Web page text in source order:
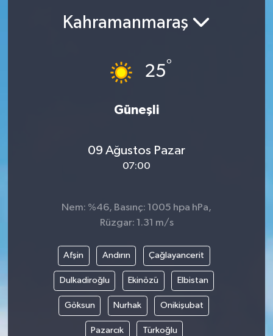
Kahramanmaraş
25°
Güneşli
09 Ağustos Pazar
07:00
Nem: %46, Basınç: 1005 hpa hPa,
Rüzgar: 1.31 m/s
Afşin Andırın Çağlayancerit
Dulkadiroğlu Ekinözü Elbistan
Göksun Nurhak Onikişubat
Pazarcık Türkoğlu